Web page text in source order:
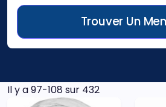
Trouver Un
Il y a 97-108 sur 432